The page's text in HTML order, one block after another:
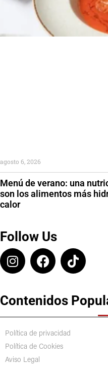
Menú de verano: una
son los alimentos más
calor
agosto 6, 2026
Follow Us
Contenidos
Política de privacidad
Política de Cookies
Aviso Legal